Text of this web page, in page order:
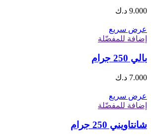
9.000 د.ك
عرض سريع
إضافة للمفضّلة
بالي 250 جرام
7.000 د.ك
عرض سريع
إضافة للمفضّلة
شانتاويني 250 جرام